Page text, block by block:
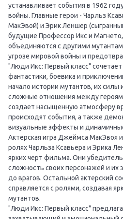
устанавливает события в 1962
войны. Главные герои - Чарльз
МакЭвой) и Эрик Леншер
будущие Профессор Икс и
объединяются с другими
угрозе мировой войны и
"Люди Икс: Первый класс"
фантастики, боевика и
начало истории мутантов, их силы
сложные отношения между
создает насыщенную атмосферу
происходят события, а также
визуальные эффекты и
Актерская игра Джеймса МакЭвоя
ролях Чарльза Ксавьера и Эрика
ярких черт фильма. Они
сложность своих персонажей и
до врагов. Остальной актерский
справляется с ролями, создавая
мутантов.
"Люди Икс: Первый класс"